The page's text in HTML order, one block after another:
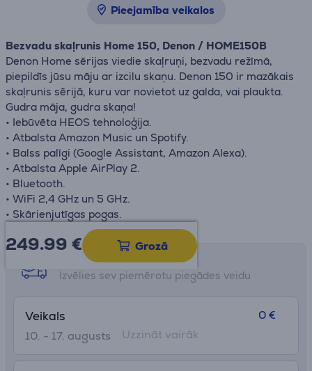
Pieejamība veikalos
Bezvadu skaļrunis Home 150, Denon / HOME150B
Denon Home sērijas viedie skaļruņi, bezvadu režīmā,
piepildīs jūsu māju ar izcilu skaņu. Denon 150 ir mazākais
skaļrunis sērijā, kuru var novietot uz galda, vai plaukta.
Gudra māja, gudra skaņa!
• Iebūvēta HEOS tehnoloģija.
• Atbalsta Amazon Music un Spotify.
• Balss palīgi (Google Assistant, Amazon Alexa).
• Atbalsta Apple AirPlay 2.
• Bluetooth.
• WiFi 2,4 GHz un 5 GHz.
• Skārienjutīgas pogas.
249.99 € Grozā
Saņemšanas iespējas
Izvēlies sev piemērotu piegādes veidu
Veikals
10. - 17. augusts
0 €
Uzzināt vairāk